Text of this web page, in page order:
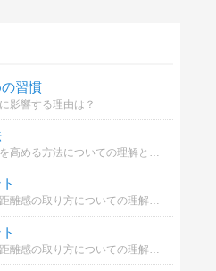
習慣
影響する理由は？
身体感覚を鍛え、決断力を高める方法についての理解と実践選択
ビジネスや恋愛に役立つ距離感の取り方についての理解を深める